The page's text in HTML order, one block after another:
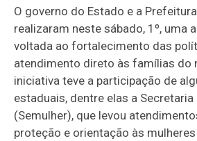
O governo do Estado e a
realizaram neste sábado, 1º, uma
voltada ao fortalecimento das
atendimento direto às famílias do
iniciativa teve a participação de
estaduais, dentre elas a Secretaria
(Semulher), que levou
proteção e orientação às